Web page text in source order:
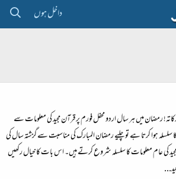
داخل ہوں
رمضان میں ہر سال اردو محفل فورم پر قرآن مجید کی معلومات سے
سلسلہ ہوا کرتا ہے تو چلیے رمضان المبارک کی مناسبت سے گزشتہ سال کی
کی عام معلومات کا سلسلہ شروع کرتے ہیں۔ اس بات کا خیال رکھیں